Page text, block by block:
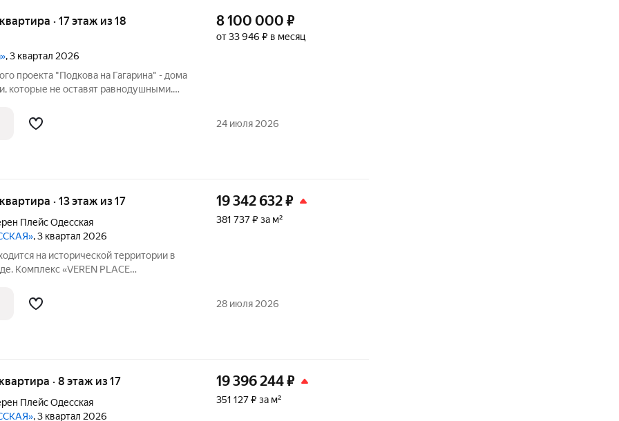
· 17 этаж из 18
, 3 квартал 2026
проекта "Подкова на Гагарина" - дома
которые не оставят равнодушными.
парки, велосипедные дорожки,
8 100 000 ₽
от 33 946 ₽ в месяц
24 июля 2026
· 13 этаж из 17
Плейс Одесская
, 3 квартал 2026
на исторической территории в
Комплекс «VEREN PLACE
стать знаковым объектом Нижнего
величайших
19 342 632₽
381 737 ₽ за м²
28 июля 2026
· 8 этаж из 17
Плейс Одесская
, 3 квартал 2026
19 396 244₽
351 127 ₽ за м²